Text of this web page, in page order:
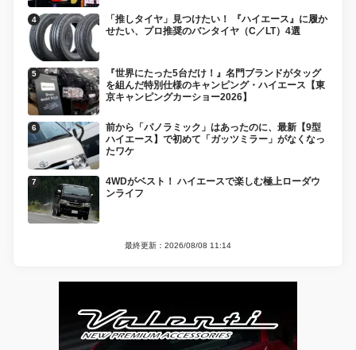
「推しタイヤ」見つけたい！ 『ハイエース』に履か
せたい、プロ推奨のバンタイヤ（C／LT）4選
『世界にたった5台だけ！』名門ブランドがタッグ
を組んだ特別仕様のキャンピング・ハイエース【東
京キャンピングカーショー2026】
前から「パノラミック」はあったのに、最新【9型
ハイエース】で初めて「ガッツミラー」がなくなっ
たワケ
4WDがベスト！ ハイエースで楽しむ極上ローダウ
ンライフ
最終更新：2026/08/08 11:14